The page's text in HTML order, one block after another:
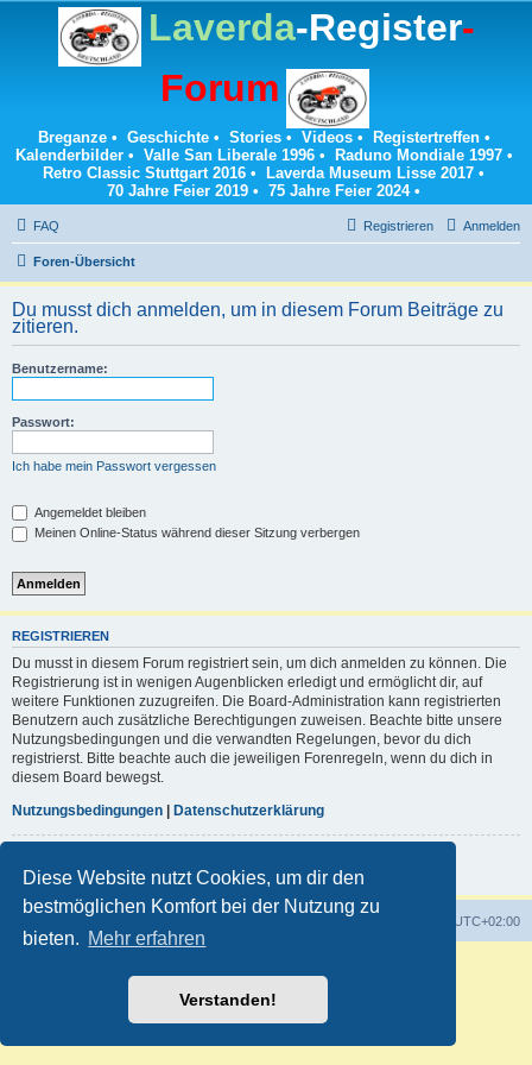
Diese Website nutzt Cookies, um dir den
bestmöglichen Komfort bei der Nutzung zu
bieten. Mehr erfahren
Verstanden!
Laverda-Register-
Forum
Breganze• Geschichte• Stories• Videos• Registertreffen•
Kalenderbilder• Valle San Liberale 1996• Raduno Mondiale 1997•
Retro Classic Stuttgart 2016 • Laverda Museum Lisse 2017 •
70 Jahre Feier 2019 • 75 Jahre Feier 2024•
FAQ Anmelden
Registrieren
Foren-Übersicht
Du musst dich anmelden, um in diesem Forum Beiträge zu
zitieren.
Benutzername:
Passwort:
Ich habe mein Passwort vergessen
Angemeldet bleiben
Meinen Online-Status während dieser Sitzung verbergen
REGISTRIEREN
Du musst in diesem Forum registriert sein, um dich anmelden zu können. Die
Registrierung ist in wenigen Augenblicken erledigt und ermöglicht dir, auf
weitere Funktionen zuzugreifen. Die Board-Administration kann registrierten
Benutzern auch zusätzliche Berechtigungen zuweisen. Beachte bitte unsere
Nutzungsbedingungen und die verwandten Regelungen, bevor du dich
registrierst. Bitte beachte auch die jeweiligen Forenregeln, wenn du dich in
diesem Board bewegst.
Nutzungsbedingungen
Datenschutzerklärung
UTC+02:00
Customized by